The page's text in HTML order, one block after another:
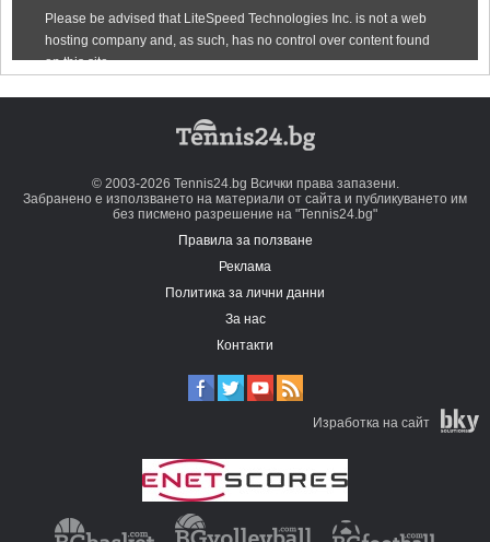
© 2003-2026 Tennis24.bg Всички права запазени.
Забранено е използването на материали от сайта и публикуването им
без писмено разрешение на "Tennis24.bg"
Правила за ползване
Реклама
Политика за лични данни
За нас
Контакти
Изработка на сайт